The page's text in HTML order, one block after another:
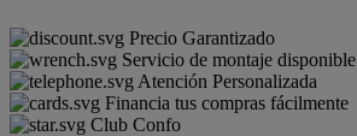
Precio Garantizado
Servicio de montaje disponible
Atención Personalizada
Financia tus compras fácilmente
Club Confo